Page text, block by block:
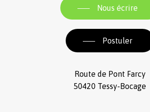
Nous écrire
Postuler
Route de Pont Farcy
50420 Tessy-Bocage